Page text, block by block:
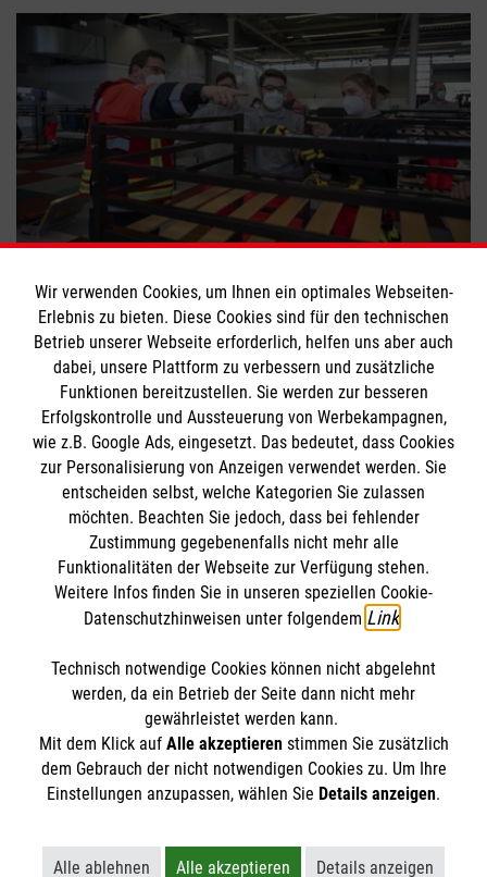
STORIES
HILFREICH
ENGAGEMENT
FINDE DEIN ENGAGEMENT
SPENDE AN DIE MALTESER
So entstehen Notunterkünfte
Engagement #Flüchtlingshilfe #Helfer im Einsatz
Bewerte diesen Artikel
Themenübersicht Über diesen Hub
Kontakt Impressum
Datenschutz Malteser.de
Wir verwenden Cookies, um Ihnen ein optimales Webseiten-
Erlebnis zu bieten. Diese Cookies sind für den technischen
Betrieb unserer Webseite erforderlich, helfen uns aber auch
dabei, unsere Plattform zu verbessern und zusätzliche
Funktionen bereitzustellen. Sie werden zur besseren
Erfolgskontrolle und Aussteuerung von Werbekampagnen,
wie z.B. Google Ads, eingesetzt. Das bedeutet, dass Cookies
zur Personalisierung von Anzeigen verwendet werden. Sie
entscheiden selbst, welche Kategorien Sie zulassen
möchten. Beachten Sie jedoch, dass bei fehlender
Zustimmung gegebenenfalls nicht mehr alle
Funktionalitäten der Webseite zur Verfügung stehen.
Weitere Infos finden Sie in unseren speziellen Cookie-
Datenschutzhinweisen unter folgendem Link
Technisch notwendige Cookies können nicht abgelehnt
werden, da ein Betrieb der Seite dann nicht mehr
gewährleistet werden kann.
Mit dem Klick auf Alle akzeptierenstimmen Sie zusätzlich
dem Gebrauch der nicht notwendigen Cookies zu. Um Ihre
Einstellungen anzupassen, wählen Sie Details anzeigen.
Alle ablehnen Alle akzeptieren Details anzeigen